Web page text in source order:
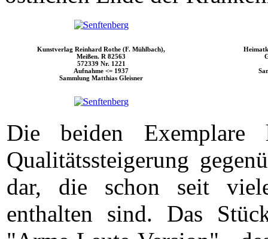
Kunstverlag Reinhard Rothe (F. Mühlbach),
Meißen. R 82563
572339 Nr. 1221
Aufnahme <= 1937
Sammlung Matthias Gleisner
Die beiden
Qualitätssteigerung
dar, die schon seit
enthalten sind. Das